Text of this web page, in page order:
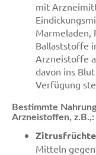
mit
Marmeladen,
Ballaststoffe
Arzneistoffe
davon ins
Verfügung
Bestimmte
Arzneistoffen, z.B.,:
Zitrusfrüchte
Mitteln